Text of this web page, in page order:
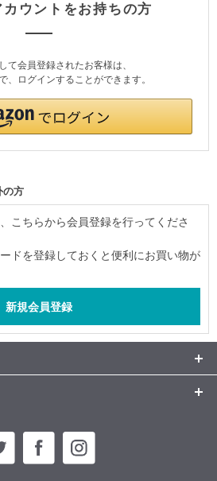
ウントをお持ちの方
会員登録されたお客様は、
ログインすることができます。
の方
こちらから会員登録を行ってくださ
ドを登録しておくと便利にお買い物が